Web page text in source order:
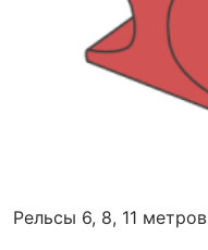
Рельсы 6, 8, 11 метров